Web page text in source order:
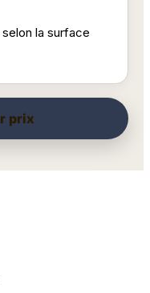
la surface
prix